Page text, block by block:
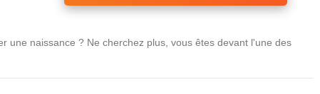
une naissance ? Ne cherchez plus, vous êtes devant l'une des